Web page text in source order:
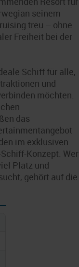
seinem
treu – ohne
Freiheit bei der
Schiff für alle,
und
möchten.
das
im exklusiven
Konzept. Wer
Platz und
gehört auf die